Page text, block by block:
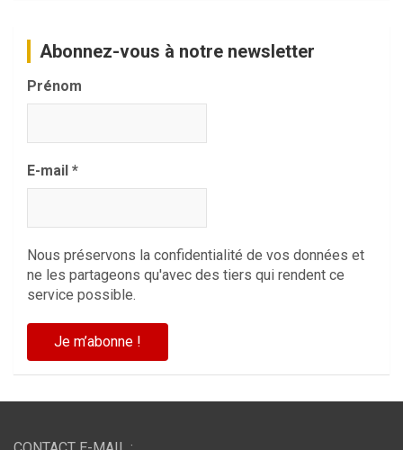
Abonnez-vous à notre newsletter
Prénom
E-mail *
Nous préservons la confidentialité de vos données et
ne les partageons qu'avec des tiers qui rendent ce
service possible.